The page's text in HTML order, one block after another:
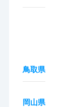
鳥取県
岡山県